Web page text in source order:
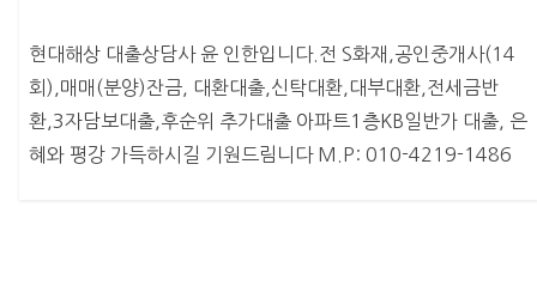
현대해상 대출상담사 윤 인한입니다.전 S화재,공인중개사(14
회),매매(분양)잔금, 대환대출,신탁대환,대부대환,전세금반
환,3자담보대출,후순위 추가대출 아파트1층KB일반가 대출, 은
혜와 평강 가득하시길 기원드림니다 M.P: 010-4219-1486